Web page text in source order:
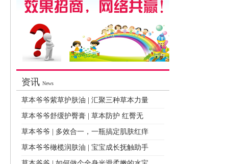
资讯 News
草本爷爷紫草护肤油 | 汇聚三种草本力量
草本爷爷舒缓护臀膏 | 草本防护 红臀无
草本爷爷 | 多效合一，一瓶搞定肌肤红痒
草本爷爷橄榄润肤油 | 宝宝成长抚触助手